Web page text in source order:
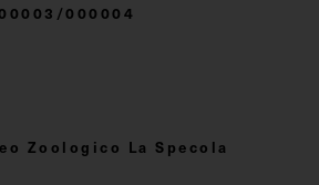
000004
Zoologico La Specola